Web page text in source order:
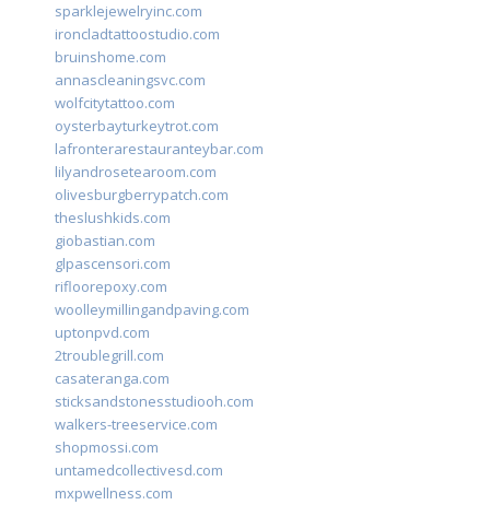
sparklejewelryinc.com
ironcladtattoostudio.com
bruinshome.com
annascleaningsvc.com
wolfcitytattoo.com
oysterbayturkeytrot.com
lafronterarestauranteybar.com
lilyandrosetearoom.com
olivesburgberrypatch.com
theslushkids.com
giobastian.com
glpascensori.com
rifloorepoxy.com
woolleymillingandpaving.com
uptonpvd.com
2troublegrill.com
casateranga.com
sticksandstonesstudiooh.com
walkers-treeservice.com
shopmossi.com
untamedcollectivesd.com
mxpwellness.com